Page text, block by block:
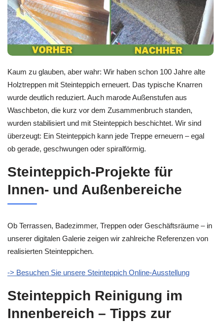
Kaum zu glauben, aber wahr: Wir haben schon 100 Jahre alte
Holztreppen mit Steinteppich erneuert. Das typische Knarren
wurde deutlich reduziert. Auch marode Außenstufen aus
Waschbeton, die kurz vor dem Zusammenbruch standen,
wurden stabilisiert und mit Steinteppich beschichtet. Wir sind
überzeugt: Ein Steinteppich kann jede Treppe erneuern – egal
ob gerade, geschwungen oder spiralförmig.
Steinteppich-Projekte für
Innen- und Außenbereiche
Ob Terrassen, Badezimmer, Treppen oder Geschäftsräume – in
unserer digitalen Galerie zeigen wir zahlreiche Referenzen von
realisierten Steinteppichen.
-> Besuchen Sie unsere Steinteppich Online-Ausstellung
Steinteppich Reinigung im
Innenbereich – Tipps zur